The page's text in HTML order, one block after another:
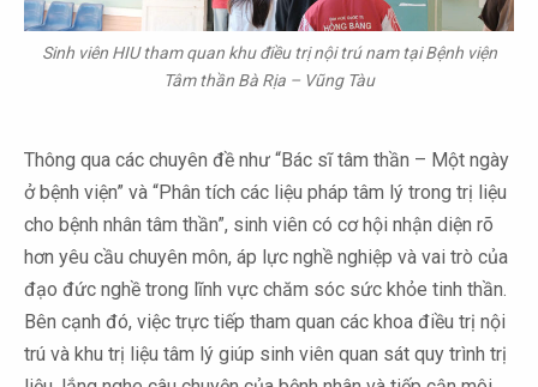
Sinh viên HIU tham quan khu điều trị nội trú nam tại Bệnh viện
Tâm thần Bà Rịa – Vũng Tàu
Thông qua các chuyên đề như “Bác sĩ tâm thần – Một ngày
ở bệnh viện” và “Phân tích các liệu pháp tâm lý trong trị liệu
cho bệnh nhân tâm thần”, sinh viên có cơ hội nhận diện rõ
hơn yêu cầu chuyên môn, áp lực nghề nghiệp và vai trò của
đạo đức nghề trong lĩnh vực chăm sóc sức khỏe tinh thần.
Bên cạnh đó, việc trực tiếp tham quan các khoa điều trị nội
trú và khu trị liệu tâm lý giúp sinh viên quan sát quy trình trị